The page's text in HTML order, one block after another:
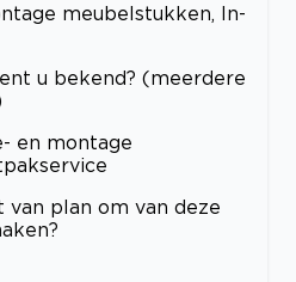
meubelstukken, In-
u bekend? (meerdere
en montage
plan om van deze